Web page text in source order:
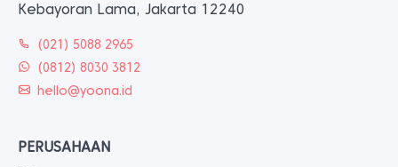
Kebayoran Lama, Jakarta 12240
(021) 5088 2965
(0812) 8030 3812
hello@yoona.id
PERUSAHAAN